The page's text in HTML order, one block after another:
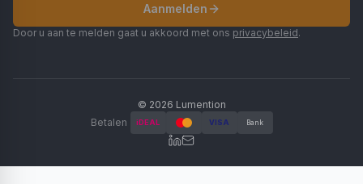
Aanmelden
Door u aan te melden gaat u akkoord met ons privacybeleid.
© 2026 Lumention
Betalen
iDEAL VISA Bank